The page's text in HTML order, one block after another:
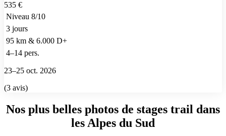
535 €
Niveau 8/10
3 jours
95 km & 6.000 D+
4–14 pers.
23–25 oct. 2026
(3 avis)
Nos plus belles photos de stages trail dans
les Alpes du Sud